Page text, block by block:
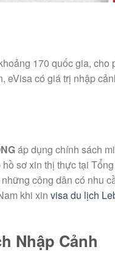
170 quốc gia, cho
có giá trị nhập
áp dụng chính sách
hồ sơ xin thị thực tại
công dân có nhu
khi xin visa du lịch
Nhập Cảnh